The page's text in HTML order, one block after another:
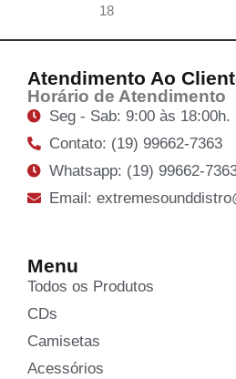
18
Atendimento Ao
Horário de Atendimento
Seg - Sab: 9:00 às 18:00h.
Contato: (19) 99662-7363
Whatsapp: (19) 99662-
Email:
Menu
Todos os Produtos
CDs
Camisetas
Acessórios